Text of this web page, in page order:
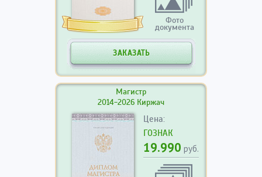
Фото
документа
ЗАКАЗАТЬ
Магистр
2014-2026 Киржач
Цена:
ГОЗНАК
19.990 руб.